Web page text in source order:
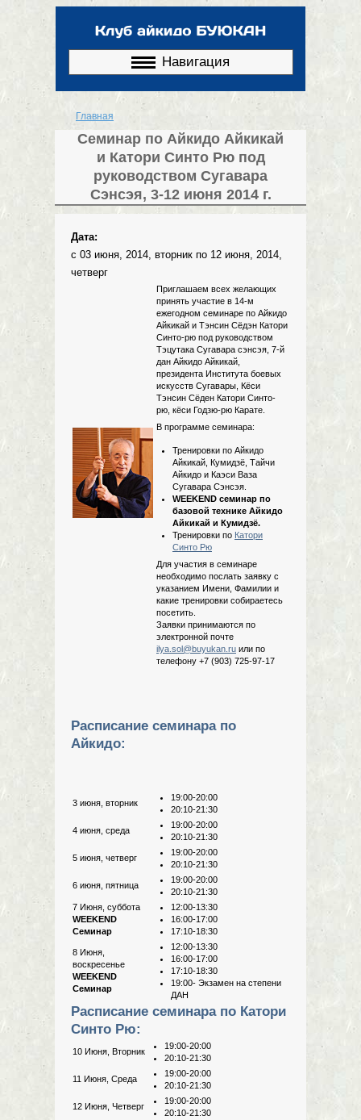
основному
Навигация
Вы здесь
Главная
Семинар по Айкидо Айкикай
и Катори Синто Рю под
руководством Сугавара
Сэнсэя, 3-12 июня 2014 г.
Дата:
с 03 июня, 2014, вторник по 12 июня, 2014,
четверг
Приглашаем всех желающих
принять участие в 14-м
ежегодном семинаре по Айкидо
Айкикай и Тэнсин Сёдэн Катори
Синто-рю под руководством
Тэцутака Сугавара сэнсэя, 7-й
дан Айкидо Айкикай,
президента Института боевых
искусств Сугавары, Кёси
Тэнсин Сёден Катори Синто-
рю, кёси Годзю-рю Карате.
В программе семинара:
Тренировки по Айкидо
Айкикай, Кумидзё, Тайчи
Айкидо и Каэси Ваза
Сугавара Сэнсэя.
WEEKEND семинар по
базовой технике Айкидо
Айкикай и Кумидзё.
Тренировки по Катори
Синто Рю
Для участия в семинаре
необходимо послать заявку с
указанием Имени, Фамилии и
какие тренировки собираетесь
посетить.
Заявки принимаются по
электронной почте
ilya.sol@buyukan.ru или по
телефону +7 (903) 725-97-17
Расписание семинара по
Айкидо:
3 июня, вторник
19:00-20:00
20:10-21:30
4 июня, среда
19:00-20:00
20:10-21:30
5 июня, четверг
19:00-20:00
20:10-21:30
6 июня, пятница
19:00-20:00
20:10-21:30
7 Июня, суббота
WEEKEND
Семинар
12:00-13:30
16:00-17:00
17:10-18:30
8 Июня,
воскресенье
WEEKEND
Семинар
12:00-13:30
16:00-17:00
17:10-18:30
19:00- Экзамен на степени
ДАН
Расписание семинара по Катори
Синто Рю:
10 Июня, Вторник
19:00-20:00
20:10-21:30
11 Июня, Среда
19:00-20:00
20:10-21:30
12 Июня, Четверг
19:00-20:00
20:10-21:30